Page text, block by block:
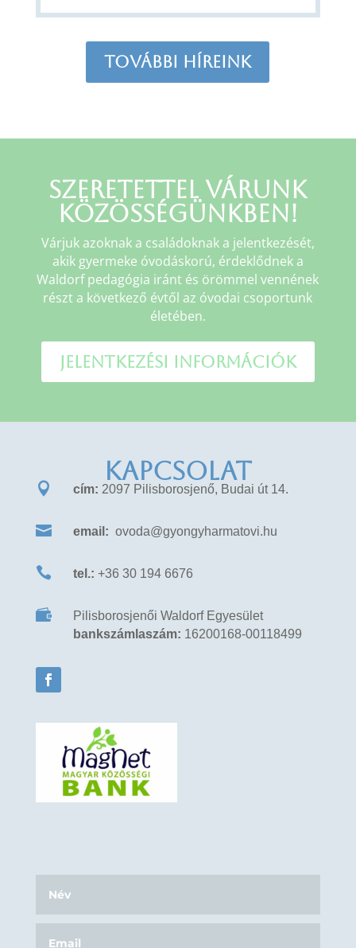
További híreink
Szeretettel várunk
közösségünkben!
Várjuk azoknak a családoknak a jelentkezését,
akik gyermeke óvodáskorú, érdeklődnek a
Waldorf pedagógia iránt és örömmel vennének
részt a következő évtől az óvodai csoportunk
életében.
Jelentkezési információk
KAPCSOLAT
 cím: 2097 Pilisborosjenő, Budai út 14.
 email: ovoda@gyongyharmatovi.hu
 tel.: +36 30 194 6676

Pilisborosjenői Waldorf Egyesület
bankszámlaszám: 16200168-00118499